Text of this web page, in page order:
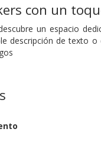
con un
un espacio
descripción de texto